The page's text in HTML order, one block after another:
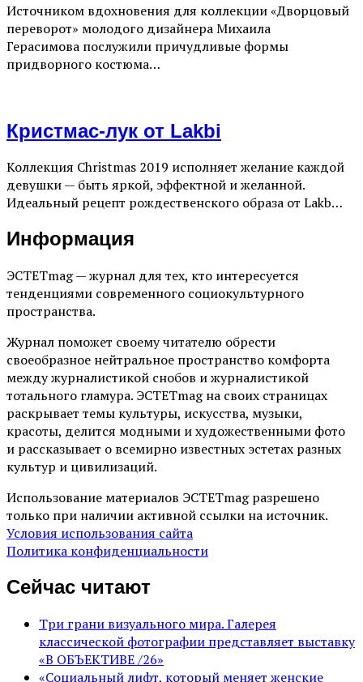
Источником вдохновения для коллекции «Дворцовый
переворот» молодого дизайнера Михаила
Герасимова послужили причудливые формы
придворного костюма…
Кристмас-лук от Lakbi
Коллекция Christmas 2019 исполняет желание каждой
девушки — быть яркой, эффектной и желанной.
Идеальный рецепт рождественского образа от Lakb…
Информация
ЭСТЕТmag — журнал для тех, кто интересуется
тенденциями современного социокультурного
пространства.
Журнал поможет своему читателю обрести
своеобразное нейтральное пространство комфорта
между журналистикой снобов и журналистикой
тотального гламура. ЭСТЕТmag на своих страницах
раскрывает темы культуры, искусства, музыки,
красоты, делится модными и художественными фото
и рассказывает о всемирно известных эстетах разных
культур и цивилизаций.
Использование материалов ЭСТЕТmag разрешено
только при наличии активной ссылки на источник.
Условия использования сайта
Политика конфиденциальности
Сейчас читают
Три грани визуального мира. Галерея
классической фотографии представляет выставку
«В ОБЪЕКТИВЕ /26»
«Социальный лифт, который меняет женские